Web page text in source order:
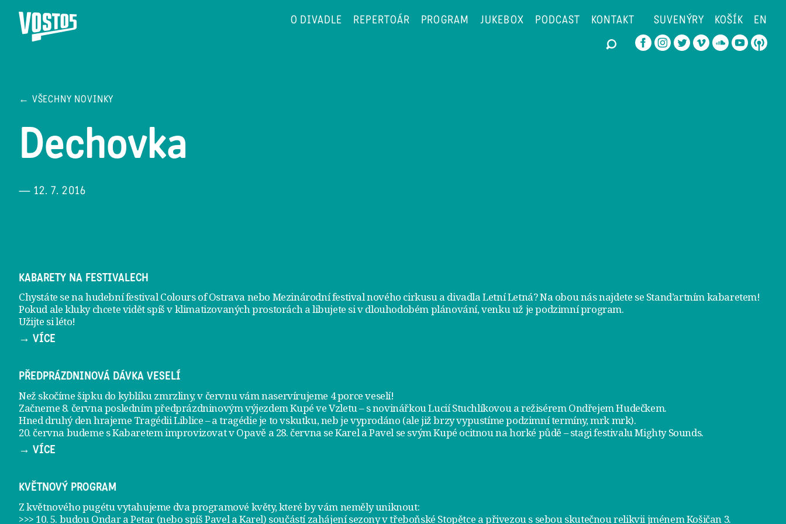
O DIVADLE REPERTOÁR PROGRAM JUKEBOX PODCAST KONTAKT SUVENÝRY KOŠÍK EN
← VŠECHNY NOVINKY
Dechovka
— 12. 7. 2016
KABARETY NA FESTIVALECH
Chystáte se na hudební festival Colours of Ostrava nebo Mezinárodní festival nového cirkusu a divadla Letní Letná? Na obou nás najdete se Stand’artním kabaretem!
Pokud ale kluky chcete vidět spíš v klimatizovaných prostorách a libujete si v dlouhodobém plánování, venku už jepodzimní program.
Užijte si léto!
→ VÍCE
PŘEDPRÁZDNINOVÁ DÁVKA VESELÍ
Než skočíme šipku do kyblíku zmrzliny, v červnu vám naservírujeme 4 porce veselí!
Začneme 8. června posledním předprázdninovým výjezdemKupé ve Vzletu– s novinářkou Lucií Stuchlíkovou a režisérem Ondřejem Hudečkem.
Hned druhý den hrajeme Tragédii Liblice– a tragédie je to vskutku, neb je vyprodáno (ale již brzy vypustíme podzimní termíny, mrk mrk).
20. června budeme s Kabaretem improvizovat v Opavě a 28. června se Karel a Pavel se svým Kupé ocitnou na horké půdě – stagi festivalu Mighty Sounds.
→ VÍCE
KVĚTNOVÝ PROGRAM
Z květnového pugétu vytahujeme dva programové květy, které by vám neměly uniknout:
>>> 10. 5. budou Ondar a Petar (nebo spíš Pavel a Karel) součástí zahájení sezony vtřeboňské Stopětce a přivezou s sebou skutečnou relikvii jménemKošičan 3.